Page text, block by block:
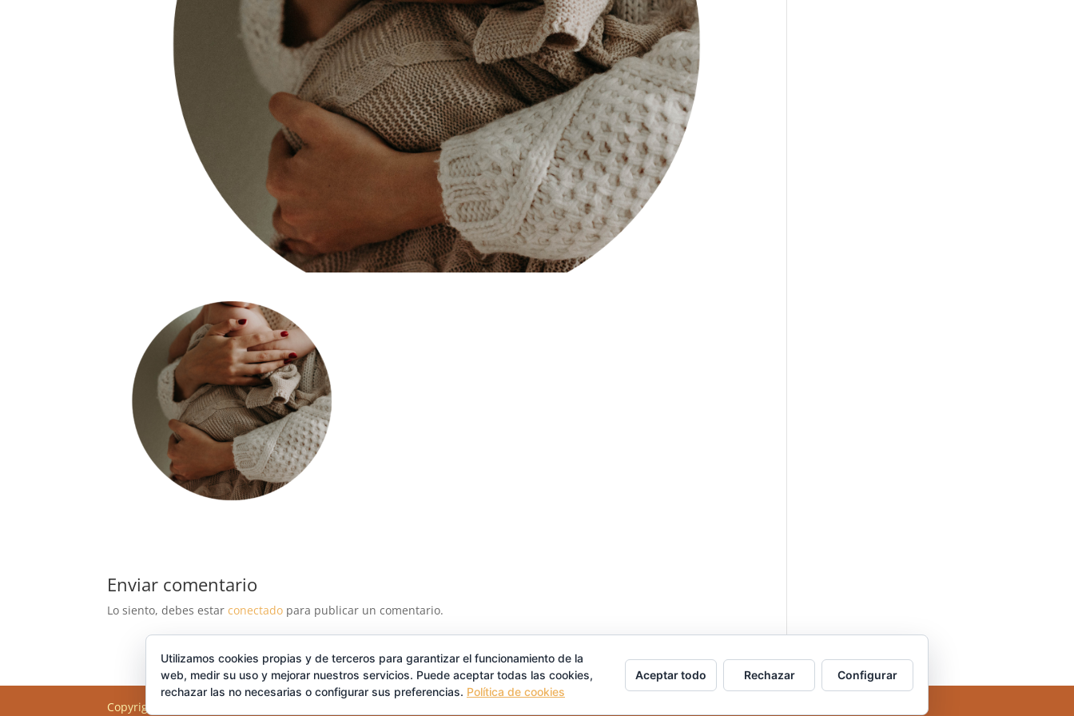
Enviar comentario
Lo siento, debes estarconectado para publicar un comentario.
Copyright©Crianza Saludable 2021
Utilizamos cookies propias y de terceros para garantizar el funcionamiento de la
web, medir su uso y mejorar nuestros servicios. Puede aceptar todas las cookies,
rechazar las no necesarias o configurar sus preferencias. Política de cookies
Aceptar todo Rechazar Configurar